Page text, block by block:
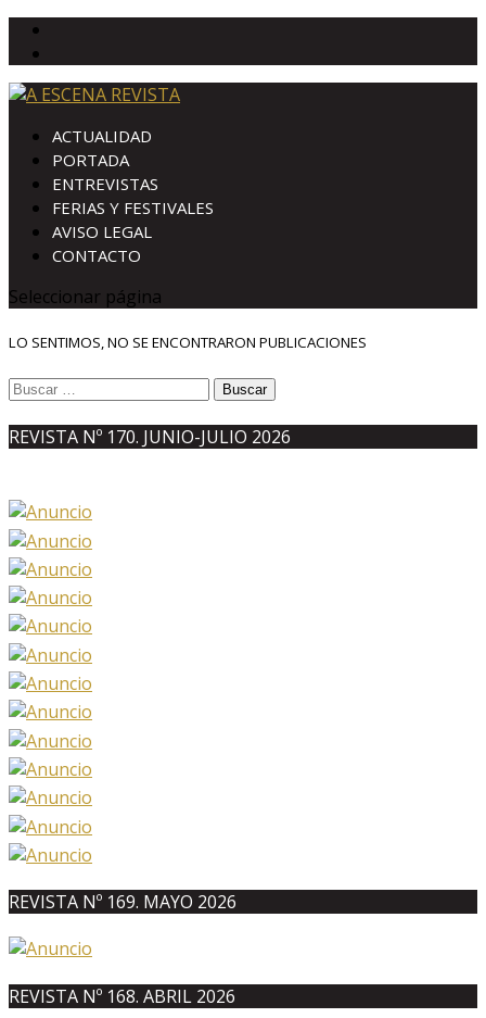
ACTUALIDAD
PORTADA
ENTREVISTAS
FERIAS Y FESTIVALES
AVISO LEGAL
CONTACTO
Seleccionar página
LO SENTIMOS, NO SE ENCONTRARON PUBLICACIONES
Buscar:
REVISTA Nº 170. JUNIO-JULIO 2026
REVISTA Nº 169. MAYO 2026
REVISTA Nº 168. ABRIL 2026